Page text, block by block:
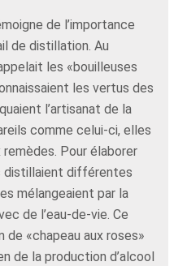
de l’importance
de distillation. Au
les «bouilleuses
les vertus des
l’artisanat de la
comme celui-ci, elles
Pour élaborer
distillaient différentes
mélangeaient par la
de l’eau-de-vie. Ce
de «chapeau aux roses»
de la production d’alcool